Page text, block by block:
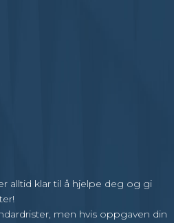
alltid klar til å hjelpe deg og gi
men hvis oppgaven din